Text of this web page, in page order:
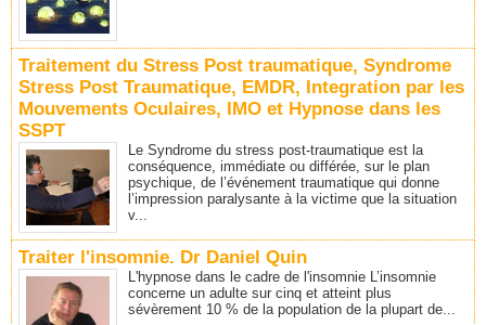
Traitement du Stress Post traumatique, Syndrome
Stress Post Traumatique, EMDR, Integration par les
Mouvements Oculaires, IMO et Hypnose dans les
SSPT
Le Syndrome du stress post-traumatique est la
conséquence, immédiate ou différée, sur le plan
psychique, de l’événement traumatique qui donne
l’impression paralysante à la victime que la situation
v...
Traiter l'insomnie. Dr Daniel Quin
L'hypnose dans le cadre de l'insomnie L’insomnie
concerne un adulte sur cinq et atteint plus
sévèrement 10 % de la population de la plupart de...